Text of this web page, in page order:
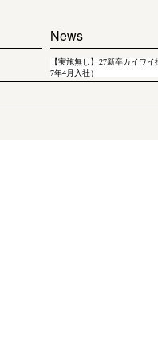
News
【実施無し】27新卒カイワ
7年4月入社）